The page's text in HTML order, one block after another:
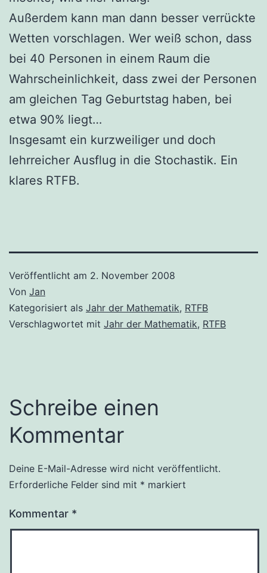
Außerdem kann man dann besser verrückte
Wetten vorschlagen. Wer weiß schon, dass
bei 40 Personen in einem Raum die
Wahrscheinlichkeit, dass zwei der Personen
am gleichen Tag Geburtstag haben, bei
etwa 90% liegt…
Insgesamt ein kurzweiliger und doch
lehrreicher Ausflug in die Stochastik. Ein
klares RTFB.
Veröffentlicht am 2. November 2008
Von Jan
Kategorisiert als Jahr der Mathematik, RTFB
Verschlagwortet mit Jahr der Mathematik, RTFB
Schreibe einen
Kommentar
Deine E-Mail-Adresse wird nicht veröffentlicht.
Erforderliche Felder sind mit * markiert
Kommentar *